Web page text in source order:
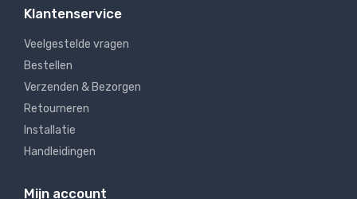
Klantenservice
Veelgestelde vragen
Bestellen
Verzenden & Bezorgen
Retourneren
Installatie
Handleidingen
Mijn account